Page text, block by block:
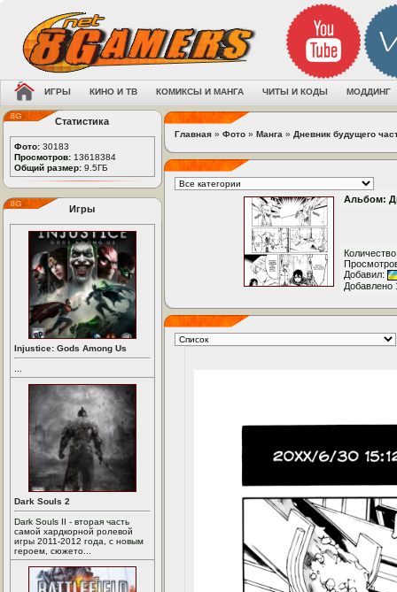
ИГРЫ КИНО И ТВ КОМИКСЫ И МАНГА ЧИТЫ И КОДЫ МОДДИНГ
Статистика
Фото: 30183
Просмотров: 13618384
Общий размер: 9.5ГБ
Игры
Injustice: Gods Among Us
Dark Souls 2
Dark Souls II - вторая часть
самой хардкорной ролевой
игры 2011-2012 года, с новым
героем, сюжето...
Главная » Фото » Манга » Дневник будущего
Альбом:
Добавил:
Добавлено